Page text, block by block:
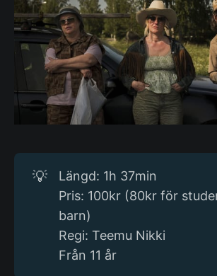
💡
Längd: 1h 37min
Pris: 100kr (80kr för
barn)
Regi: Teemu Nikki
Från 11 år